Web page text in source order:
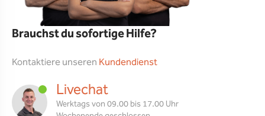
Brauchst du sofortige Hilfe?
Kontaktiere unseren Kundendienst
Livechat
Werktags von 09.00 bis 17.00 Uhr